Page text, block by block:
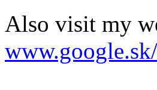
Also visit my